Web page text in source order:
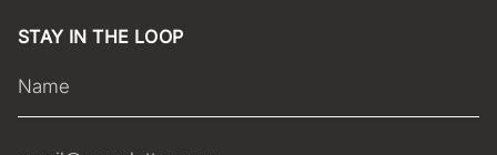
STAY IN THE LOOP